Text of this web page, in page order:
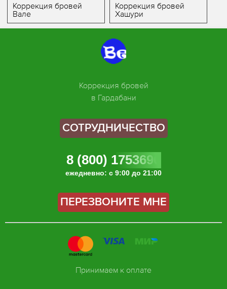
Коррекция бровей
Вале
Коррекция бровей
Хашури
Коррекция бровей
в Гардабани
СОТРУДНИЧЕСТВО
8 (800) 1753696
ежедневно: с 9:00 до 21:00
ПЕРЕЗВОНИТЕ МНЕ
Принимаем к оплате